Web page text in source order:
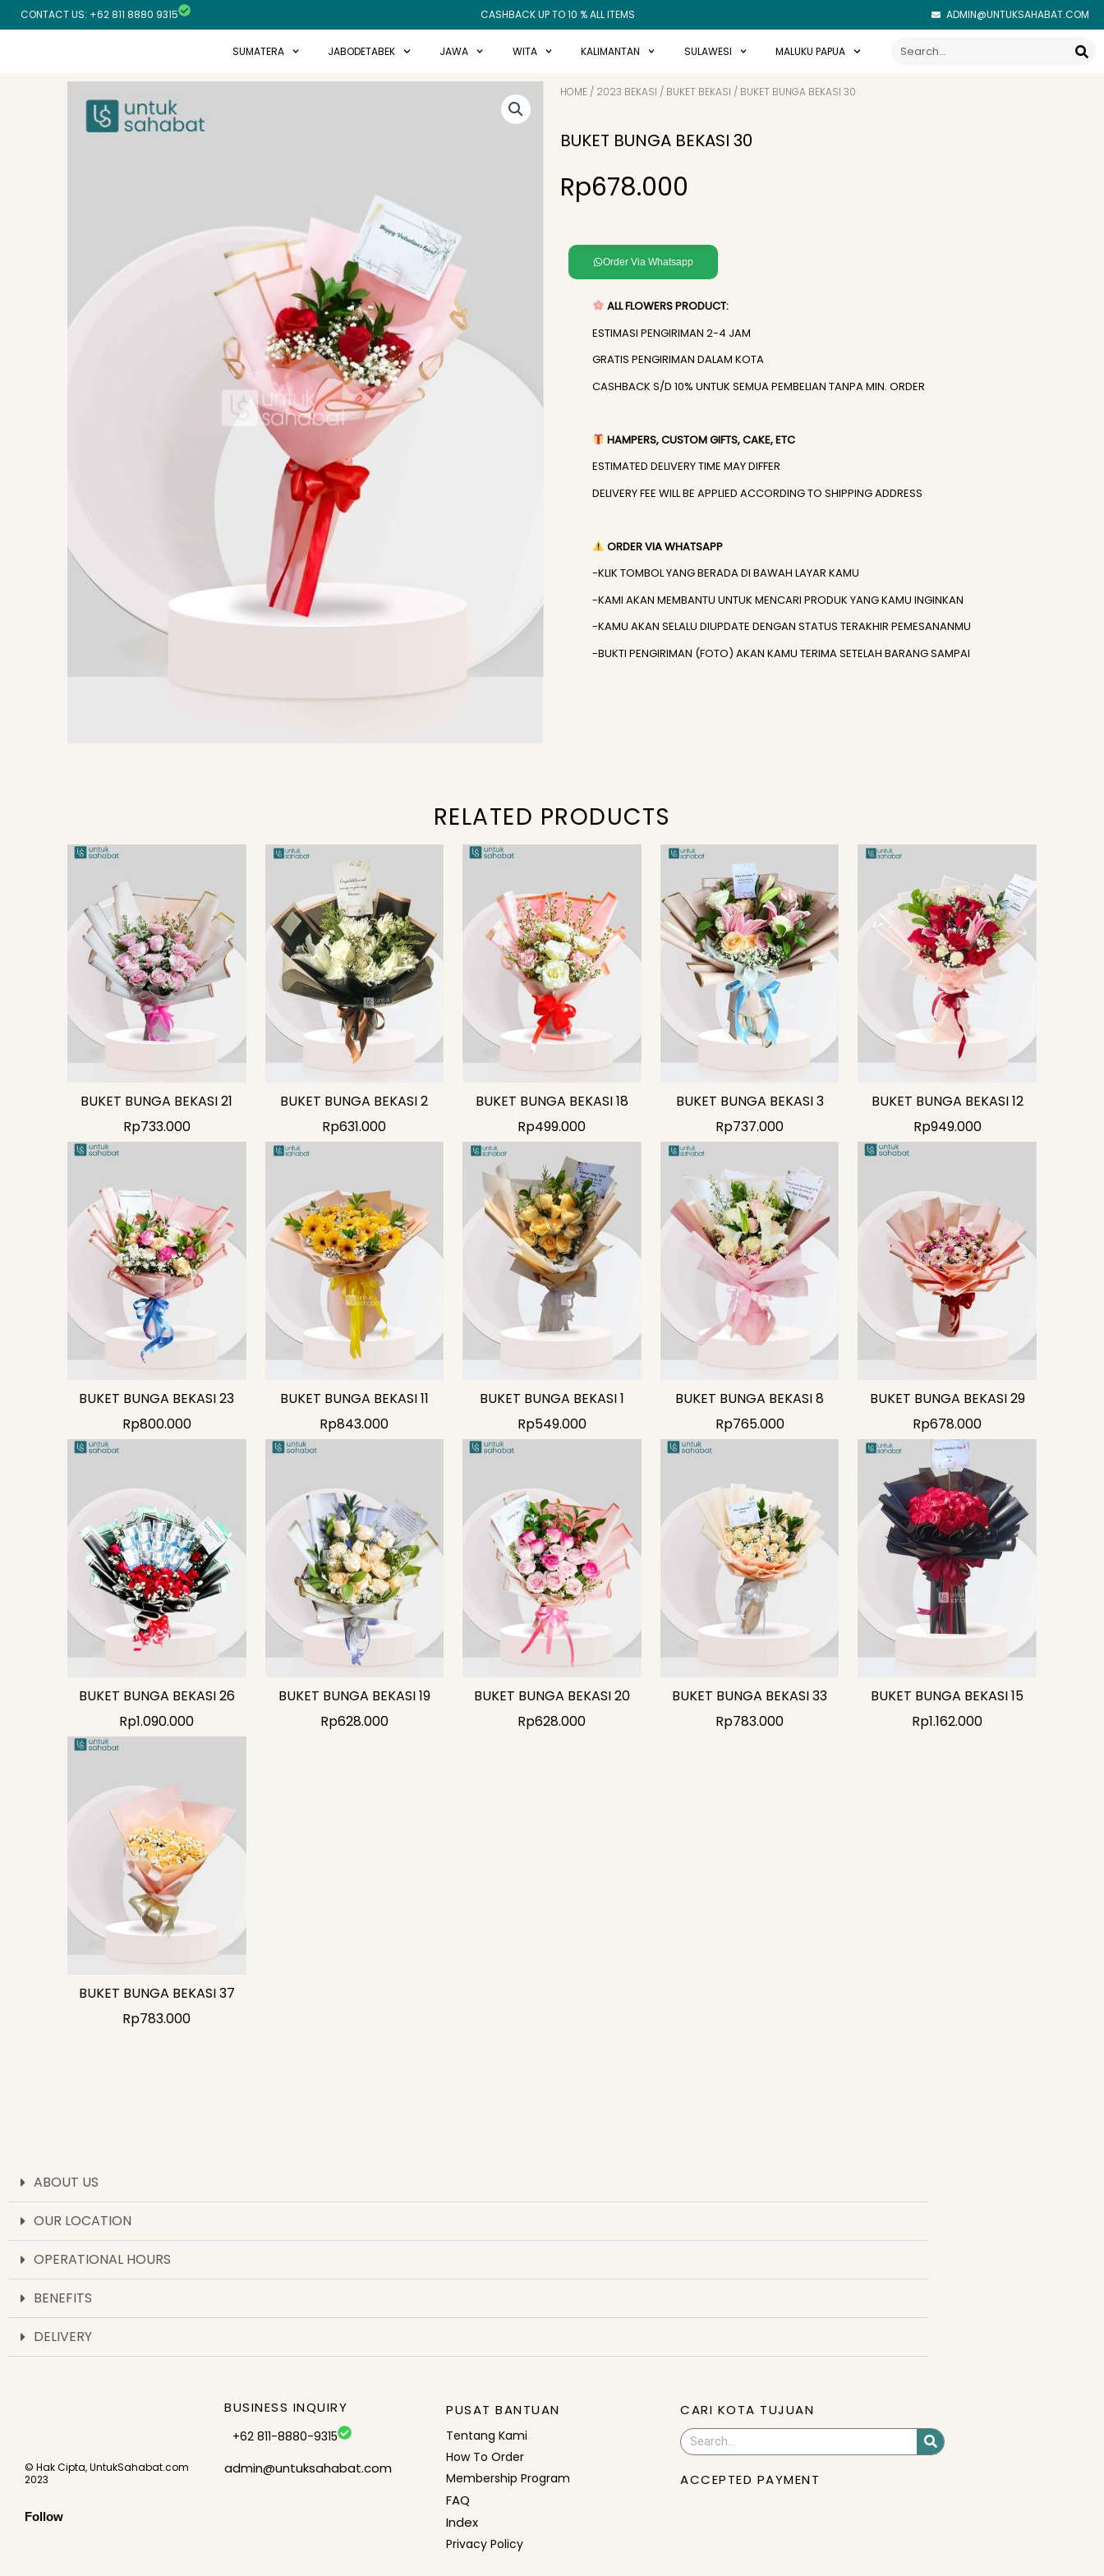
Skip
to
CONTACT US: +62 811 8880 9315 CASHBACK UP TO 10 % ALL ITEMS ADMIN@UNTUKSAHABAT.COM
SUMATERA JABODETABEK JAWA WITA KALIMANTAN SULAWESI MALUKU PAPUA Search
HOME / 2023 BEKASI / BUKET BEKASI / BUKET BUNGA BEKASI 30
BUKET BUNGA BEKASI 30
Rp678.000
Order Via Whatsapp
ALL FLOWERS PRODUCT:
ESTIMASI PENGIRIMAN 2-4 JAM
GRATIS PENGIRIMAN DALAM KOTA
CASHBACK S/D 10% UNTUK SEMUA PEMBELIAN TANPA MIN. ORDER
HAMPERS, CUSTOM GIFTS, CAKE, ETC
ESTIMATED DELIVERY TIME MAY DIFFER
DELIVERY FEE WILL BE APPLIED ACCORDING TO SHIPPING ADDRESS
ORDER VIA WHATSAPP
-KLIK TOMBOL YANG BERADA DI BAWAH LAYAR KAMU
-KAMI AKAN MEMBANTU UNTUK MENCARI PRODUK YANG KAMU INGINKAN
-KAMU AKAN SELALU DIUPDATE DENGAN STATUS TERAKHIR PEMESANANMU
-BUKTI PENGIRIMAN (FOTO) AKAN KAMU TERIMA SETELAH BARANG SAMPAI
RELATED PRODUCTS
BUKET BUNGA BEKASI 21
Rp733.000
BUKET BUNGA BEKASI 2
Rp631.000
BUKET BUNGA BEKASI 18
Rp499.000
BUKET BUNGA BEKASI 3
Rp737.000
BUKET BUNGA BEKASI 12
Rp949.000
BUKET BUNGA BEKASI 23
Rp800.000
BUKET BUNGA BEKASI 11
Rp843.000
BUKET BUNGA BEKASI 1
Rp549.000
BUKET BUNGA BEKASI 8
Rp765.000
BUKET BUNGA BEKASI 29
Rp678.000
BUKET BUNGA BEKASI 26
Rp1.090.000
BUKET BUNGA BEKASI 19
Rp628.000
BUKET BUNGA BEKASI 20
Rp628.000
BUKET BUNGA BEKASI 33
Rp783.000
BUKET BUNGA BEKASI 15
Rp1.162.000
BUKET BUNGA BEKASI 37
Rp783.000
ABOUT US
OUR LOCATION
OPERATIONAL HOURS
BENEFITS
DELIVERY
© Hak Cipta, UntukSahabat.com
2023
Follow
BUSINESS INQUIRY
+62 811-8880-9315
admin@untuksahabat.com
PUSAT BANTUAN
Tentang Kami
How To Order
Membership Program
FAQ
Index
Privacy Policy
CARI KOTA TUJUAN
Search
ACCEPTED PAYMENT